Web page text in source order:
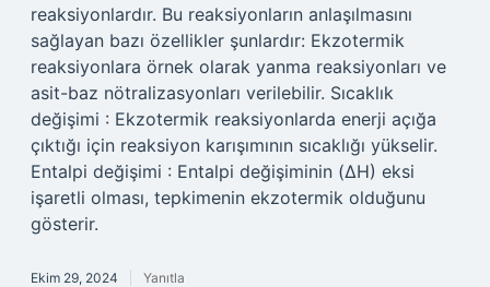
reaksiyonlardır. Bu reaksiyonların anlaşılmasını
sağlayan bazı özellikler şunlardır: Ekzotermik
reaksiyonlara örnek olarak yanma reaksiyonları ve
asit-baz nötralizasyonları verilebilir. Sıcaklık
değişimi : Ekzotermik reaksiyonlarda enerji açığa
çıktığı için reaksiyon karışımının sıcaklığı yükselir.
Entalpi değişimi : Entalpi değişiminin (ΔH) eksi
işaretli olması, tepkimenin ekzotermik olduğunu
gösterir.
Ekim 29, 2024 Yanıtla